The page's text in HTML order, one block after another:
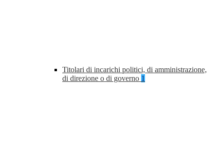
Titolari di incarichi politici, di amministrazione,
di direzione o di governo 1